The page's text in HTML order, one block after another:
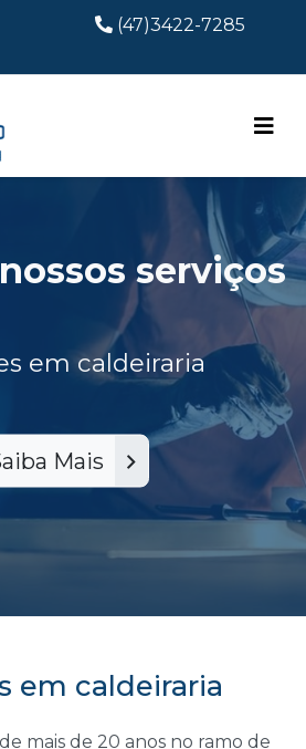
(47)3422-7285
nossos serviços
em caldeiraria
Mais
em caldeiraria
mais de 20 anos no ramo de